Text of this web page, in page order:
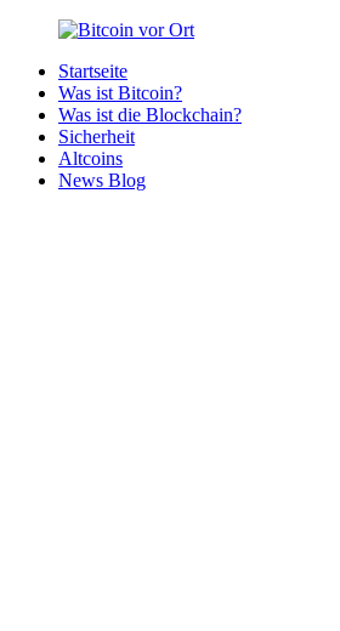
Zurück
Inhalt
Bitcoin
Bitcoins
deiner
Region
Startseite
Was ist Bitcoin?
Was ist die Blockchain?
Sicherheit
Altcoins
News Blog